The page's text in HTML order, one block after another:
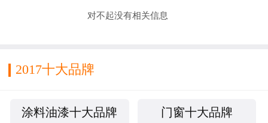
对不起没有相关信息
2017十大品牌
涂料油漆十大品牌 门窗十大品牌